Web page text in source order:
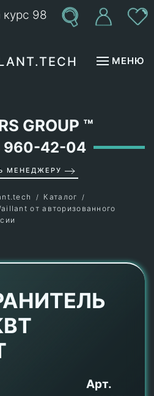
курс 98
МЕНЮ
GROUP ™
960-42-04
МЕНЕДЖЕРУ
Каталог
от авторизованного
Арт.